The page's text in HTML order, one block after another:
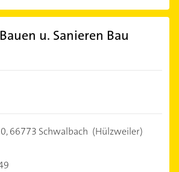
u. Sanieren Bau
66773 Schwalbach (Hülzweiler)